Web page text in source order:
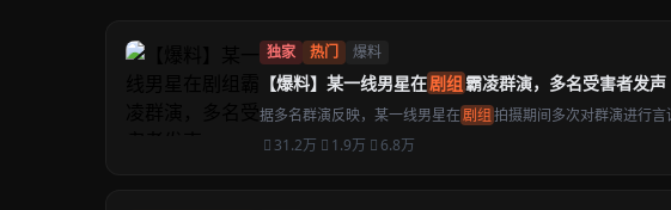
独家 热门 爆料
【爆料】某一线男星在剧组霸凌群演，多名受害者发声
据多名群演反映，某一线男星在剧组拍摄期间多次对群演进行言
31.2万
1.9万 6.8万